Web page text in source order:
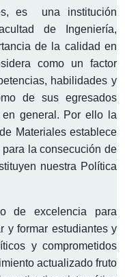
es una institución
de Ingeniería,
de la calidad en
como un factor
habilidades y
de sus egresados
general. Por ello la
Materiales establece
la consecución de
nuestra Política
de excelencia para
y formar estudiantes y
y comprometidos
actualizado fruto